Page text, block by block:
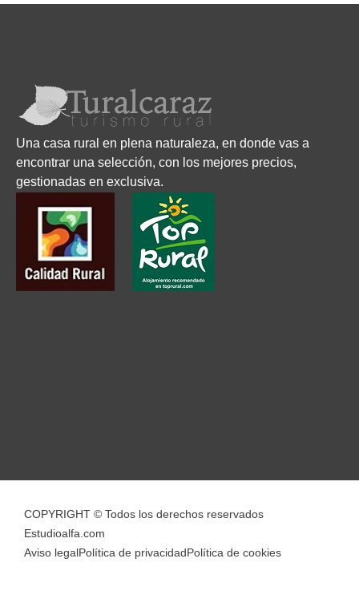
Una casa rural en plena naturaleza, en donde vas a
encontrar una selección, con los mejores precios,
gestionadas en exclusiva.
COPYRIGHT © Todos los derechos reservados
Estudioalfa.com
Aviso legalPolítica de privacidadPolítica de cookies